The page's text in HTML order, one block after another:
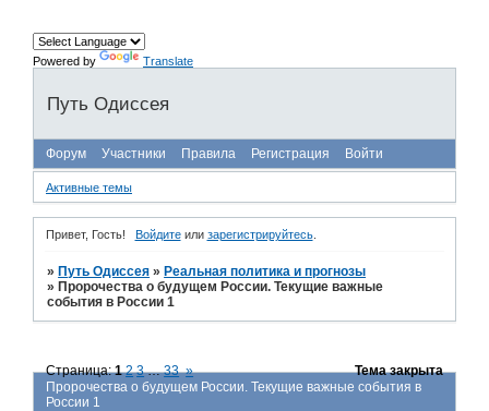
Powered by Translate
Путь Одиссея
Форум Участники Правила Регистрация Войти
Активные темы
Привет, Гость! Войдитеили зарегистрируйтесь.
» Путь Одиссея » Реальная политика и прогнозы
» Пророчества о будущем России. Текущие важные
события в России 1
Пророчества о будущем России. Текущие важные события в
России 1
Страница:1 2 3 … 33 » Тема закрыта